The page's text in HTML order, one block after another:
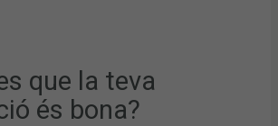
que la teva
és bona?